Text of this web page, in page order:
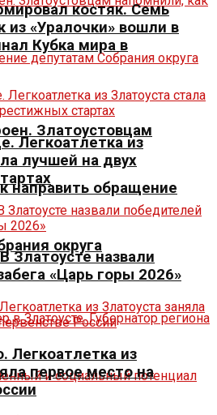
Златоустовцам
направить обращение
округа
костяк. Семь
из «Уралочки» вошли в
Кубка мира в
Легкоатлетка из
лучшей на двух
Златоусте назвали
«Царь горы 2026»
Легкоатлетка из
первое место на